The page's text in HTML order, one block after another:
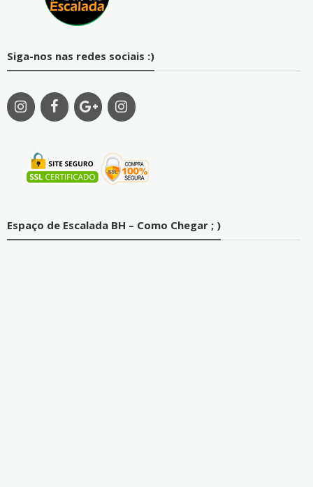
Siga-nos nas redes sociais :)
Espaço de Escalada BH – Como Chegar ; )